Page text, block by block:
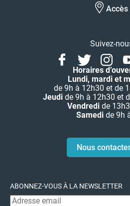
Accès
Suivez-
FacebookTwitter
Horaires
Lundi, mardi et
de 9h à 12h30 et de
Jeudi de 9h à 12h30 et
Vendredide
Samedi de 9h
Nous
ABONNEZ-VOUS À LA NEWSLETTER